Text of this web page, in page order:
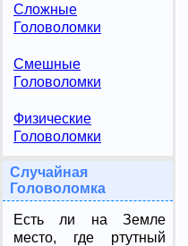
Сложные
Головоломки
Смешные
Головоломки
Физические
Головоломки
Случайная
Головоломка
Есть ли на Земле
место, где ртутный